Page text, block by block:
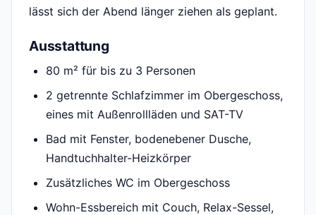
lässt sich der Abend länger ziehen als geplant.
Ausstattung
80 m² für bis zu 3 Personen
2 getrennte Schlafzimmer im Obergeschoss,
eines mit Außenrollläden und SAT-TV
Bad mit Fenster, bodenebener Dusche,
Handtuchhalter-Heizkörper
Zusätzliches WC im Obergeschoss
Wohn-Essbereich mit Couch, Relax-Sessel,